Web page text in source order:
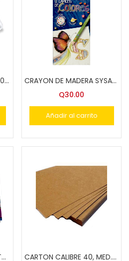
MARCADOR STAEDTLER 30803-SSB6 PIGMENT 6 COLS.
CRAYON DE MADERA SYSABE 24 COLS. TRIANGULAR
Q30.00
Añadir al carrito
LIBRO: CALIGRAFIA GRAFITOS #4 PAZ EDIT.
CARTON CALIBRE 40, MED.30X40